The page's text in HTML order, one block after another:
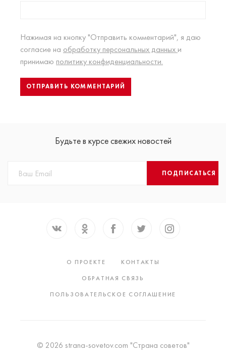
Нажимая на кнопку "Отправить комментарий", я даю
согласие на обработку персональных данных и
принимаю политику конфиденциальности.
Будьте в курсе свежих новостей
ПОДПИСАТЬСЯ
О ПРОЕКТЕ
КОНТАКТЫ
ОБРАТНАЯ СВЯЗЬ
ПОЛЬЗОВАТЕЛЬСКОЕ СОГЛАШЕНИЕ
© 2026 strana-sovetov.com "Страна советов"